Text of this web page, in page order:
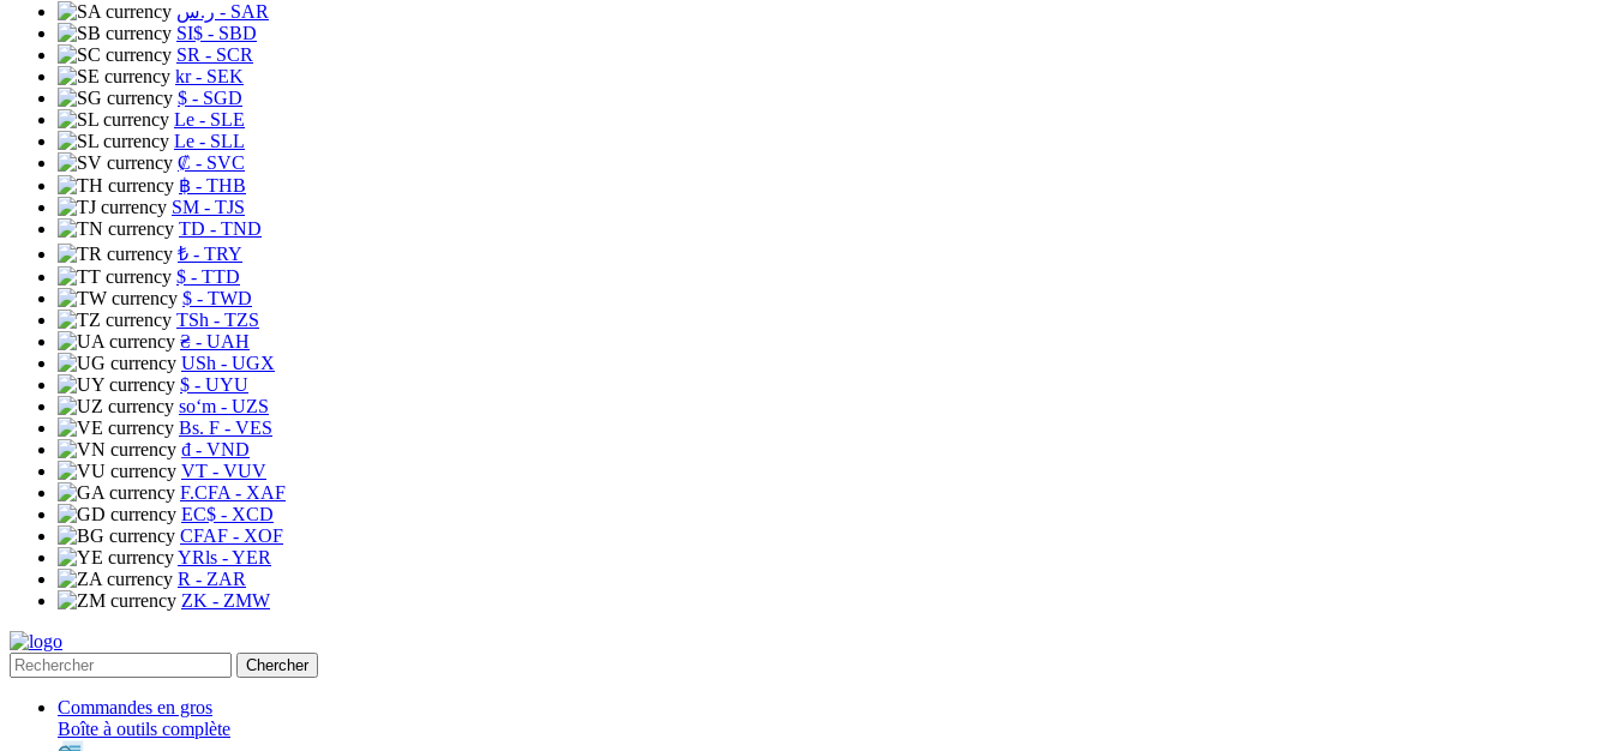
ر.س - SAR
SI$ - SBD
SR - SCR
kr- SEK
$ - SGD
Le - SLE
Le - SLL
₡ - SVC
฿ - THB
ЅМ - TJS
TD - TND
₺ - TRY
$ - TTD
$ - TWD
TSh - TZS
₴ - UAH
USh - UGX
$ - UYU
soʻm - UZS
Bs. F - VES
₫ - VND
VT - VUV
F.CFA - XAF
EC$ - XCD
CFAF - XOF
YRls - YER
R - ZAR
ZK - ZMW
Chercher
Commandes en gros
Boîte à outils complète